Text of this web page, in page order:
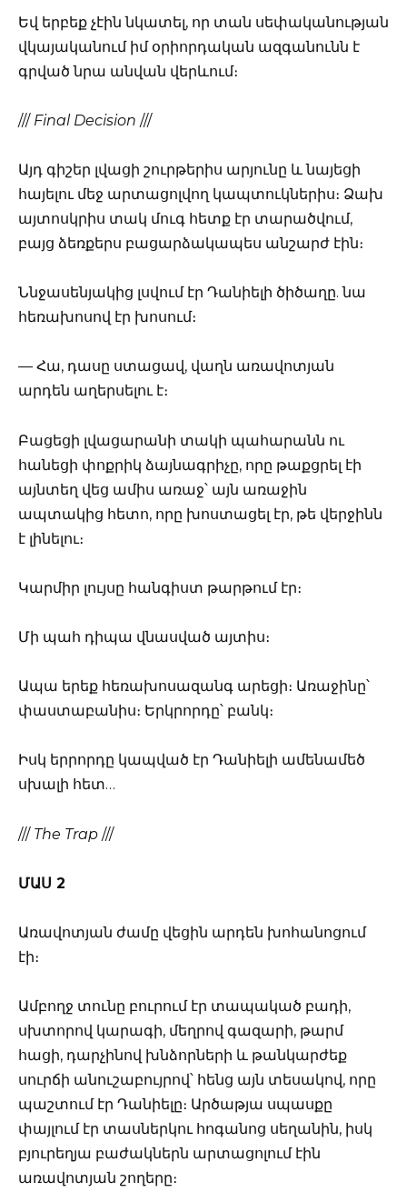
Եվ երբեք չէին նկատել, որ տան սեփականության
վկայականում իմ օրիորդական ազգանունն է
գրված նրա անվան վերևում։
/// Final Decision ///
Այդ գիշեր լվացի շուրթերիս արյունը և նայեցի
հայելու մեջ արտացոլվող կապտուկներիս։ Ձախ
այտոսկրիս տակ մուգ հետք էր տարածվում,
բայց ձեռքերս բացարձակապես անշարժ էին։
Ննջասենյակից լսվում էր Դանիելի ծիծաղը. նա
հեռախոսով էր խոսում։
— Հա, դասը ստացավ, վաղն առավոտյան
արդեն աղերսելու է։
Բացեցի լվացարանի տակի պահարանն ու
հանեցի փոքրիկ ձայնագրիչը, որը թաքցրել էի
այնտեղ վեց ամիս առաջ՝ այն առաջին
ապտակից հետո, որը խոստացել էր, թե վերջինն
է լինելու։
Կարմիր լույսը հանգիստ թարթում էր։
Մի պահ դիպա վնասված այտիս։
Ապա երեք հեռախոսազանգ արեցի։ Առաջինը՝
փաստաբանիս։ Երկրորդը՝ բանկ։
Իսկ երրորդը կապված էր Դանիելի ամենամեծ
սխալի հետ…
/// The Trap ///
ՄԱՍ 2
Առավոտյան ժամը վեցին արդեն խոհանոցում
էի։
Ամբողջ տունը բուրում էր տապակած բադի,
սխտորով կարագի, մեղրով գազարի, թարմ
հացի, դարչինով խնձորների և թանկարժեք
սուրճի անուշաբույրով՝ հենց այն տեսակով, որը
պաշտում էր Դանիելը։ Արծաթյա սպասքը
փայլում էր տասներկու հոգանոց սեղանին, իսկ
բյուրեղյա բաժակներն արտացոլում էին
առավոտյան շողերը։